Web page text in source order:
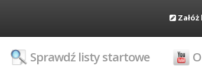
Sprawdź listy startowe